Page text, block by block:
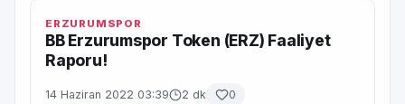
ERZURUMSPOR
BB Erzurumspor Token (ERZ) Faaliyet
Raporu!
14 Haziran 2022 03:39 2 dk 0